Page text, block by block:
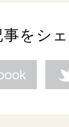
事をシ